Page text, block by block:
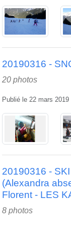
20190316 -
20 photos
Publié le 22 mars 2019
20190316 -
(Alexandra
Florent - LES
8 photos